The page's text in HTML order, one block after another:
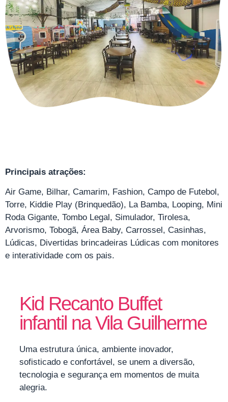
Principais atrações:
Air Game, Bilhar, Camarim, Fashion, Campo de Futebol,
Torre, Kiddie Play (Brinquedão), La Bamba, Looping, Mini
Roda Gigante, Tombo Legal, Simulador, Tirolesa,
Arvorismo, Tobogã, Área Baby, Carrossel, Casinhas,
Lúdicas, Divertidas brincadeiras Lúdicas com monitores
e interatividade com os pais.
Kid Recanto Buffet
infantil na Vila Guilherme
Uma estrutura única, ambiente inovador,
sofisticado e confortável, se unem a diversão,
tecnologia e segurança em momentos de muita
alegria.